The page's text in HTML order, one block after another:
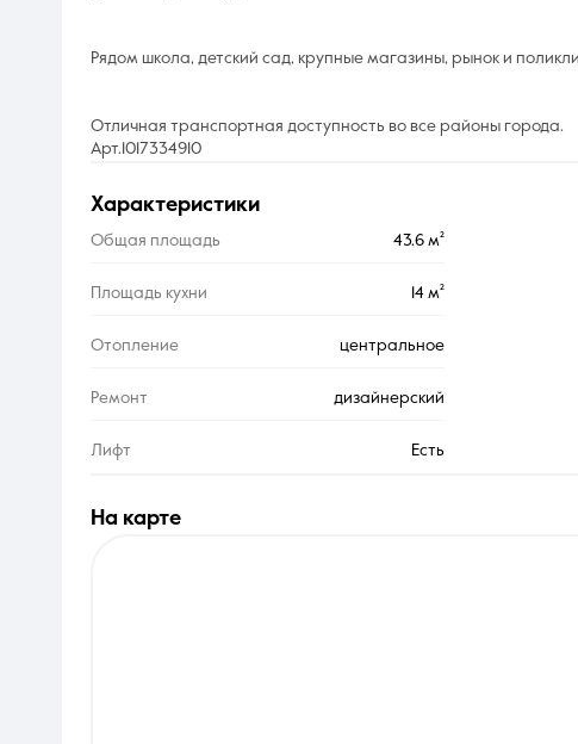
характеристики
Общая площадь 43.6 м²
Площадь кухни 14 м²
Отопление центральное
Ремонт дизайнерский
Лифт Есть
Рядом школа, детский сад, крупные магазины, рынок и
Отличная транспортная доступность во все районы города.
Арт.1017334910
на карте